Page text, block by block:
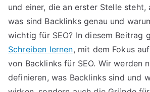
und einer, die an erster Stelle steht,
was sind Backlinks genau und
wichtig für SEO? In diesem Beitrag
Schreiben lernen, mit dem Fokus
von Backlinks für SEO. Wir werden
definieren, was Backlinks sind und